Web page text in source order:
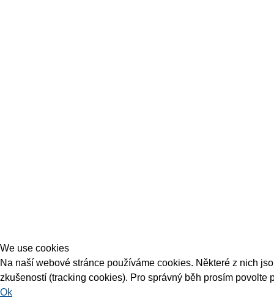
We use cookies
Na naší webové stránce používáme cookies. Některé z nich
zkušeností (tracking cookies). Pro správný běh prosím povolte
Ok